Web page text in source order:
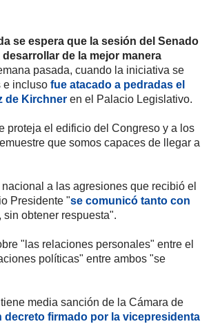
se espera que la sesión del Senado
de la mejor manera
pasada, cuando la iniciativa se
e incluso fue atacado a pedradas el
de Kirchner en el Palacio Legislativo.
proteja el edificio del Congreso y a los
que somos capaces de llegar a
a las agresiones que recibió el
Presidente "se comunicó tanto con
, sin obtener respuesta".
"las relaciones personales" entre el
políticas" entre ambos "se
media sanción de la Cámara de
decreto firmado por la vicepresidenta